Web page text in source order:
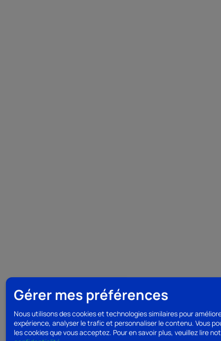
Gérer mes préférences
Nous utilisons des cookies et technologies similaires pour
expérience, analyser le trafic et personnaliser le contenu. Vous
les cookies que vous acceptez. Pour en savoir plus, veuillez lire